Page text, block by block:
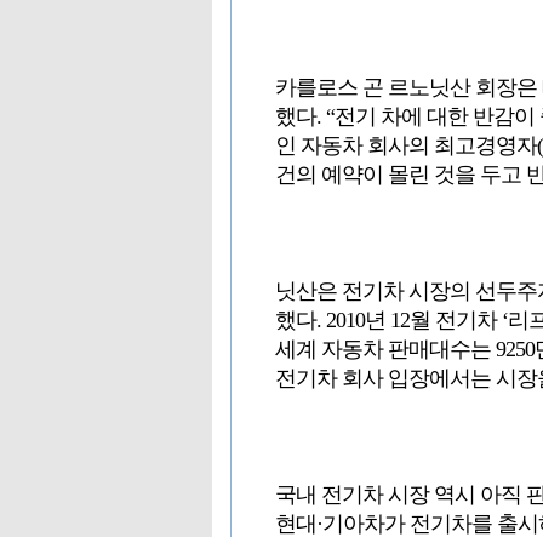
카를로스 곤 르노닛산 회장은
했다. “전기 차에 대한 반감
인 자동차 회사의 최고경영자
건의 예약이 몰린 것을 두고
닛산은 전기차 시장의 선두
했다. 2010년 12월 전기차 ‘
세계 자동차 판매대수는
전기차 회사 입장에서는 시
국내 전기차 시장 역시 아직
현대·기아차가 전기차를 출